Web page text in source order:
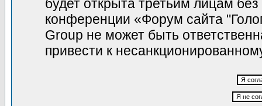
будет открыта третьим лицам
конференции «Форум сайта
Group не может быть
привести к